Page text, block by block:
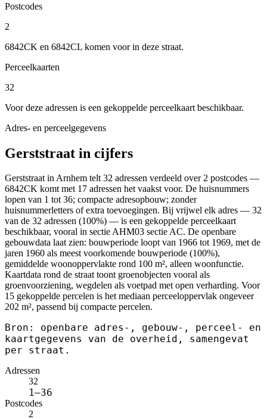
Postcodes
2
6842CK en 6842CL komen voor in deze straat.
Perceelkaarten
32
Voor deze adressen is een gekoppelde perceelkaart beschikbaar.
Adres- en perceelgegevens
Gerststraat in cijfers
Gerststraat in Arnhem telt 32 adressen verdeeld over 2 postcodes —
6842CK komt met 17 adressen het vaakst voor. De huisnummers
lopen van 1 tot 36; compacte adresopbouw; zonder
huisnummerletters of extra toevoegingen. Bij vrijwel elk adres — 32
van de 32 adressen (100%) — is een gekoppelde perceelkaart
beschikbaar, vooral in sectie AHM03 sectie AC. De openbare
gebouwdata laat zien: bouwperiode loopt van 1966 tot 1969, met de
jaren 1960 als meest voorkomende bouwperiode (100%),
gemiddelde woonoppervlakte rond 100 m², alleen woonfunctie.
Kaartdata rond de straat toont groenobjecten vooral als
groenvoorziening, wegdelen als voetpad met open verharding. Voor
15 gekoppelde percelen is het mediaan perceeloppervlak ongeveer
202 m², passend bij compacte percelen.
Bron: openbare adres-, gebouw-, perceel- en
kaartgegevens van de overheid, samengevat
per straat.
Adressen
32
1–36
Postcodes
2